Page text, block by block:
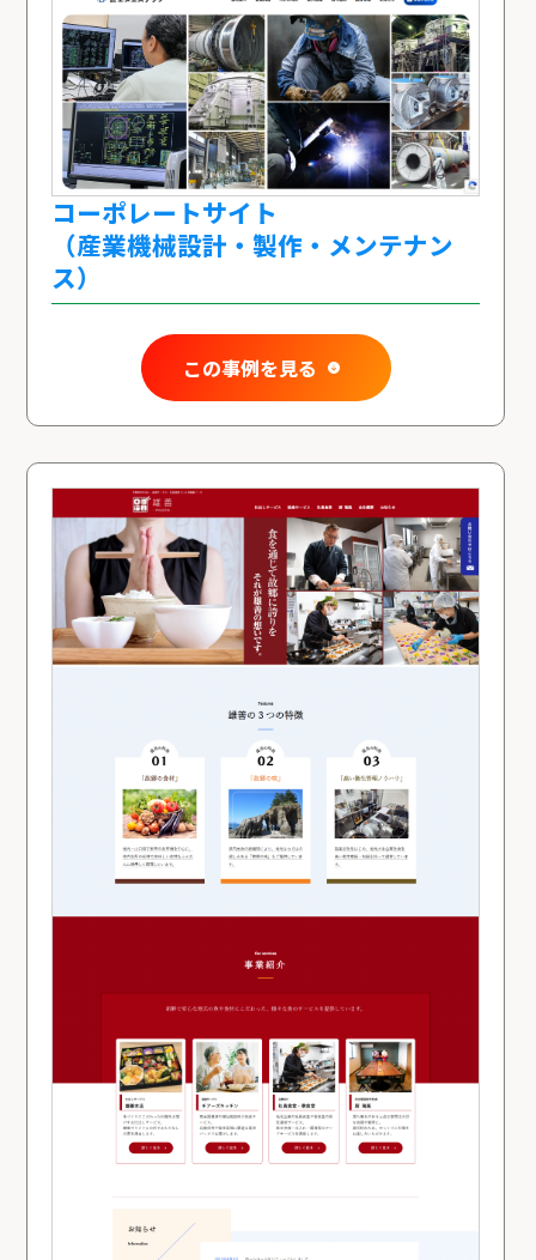
コーポレートサイト
（産業機械設計・製作・メンテナン
ス）
この事例を見る